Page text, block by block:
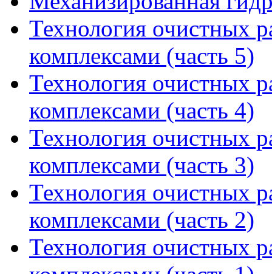
Технология очистных
комплексами (часть 5)
Технология очистных
комплексами (часть 4)
Технология очистных
комплексами (часть 3)
Технология очистных
комплексами (часть 2)
Технология очистных